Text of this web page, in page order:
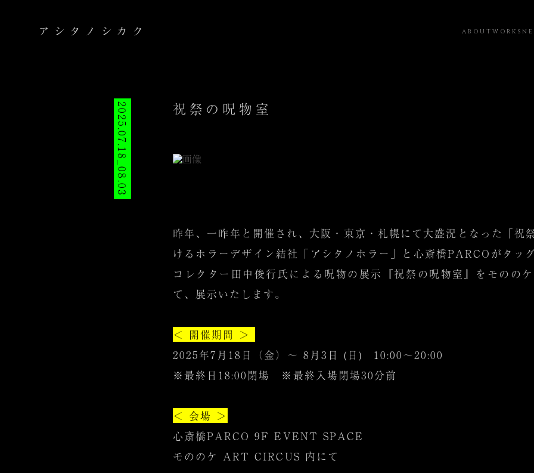
ABOUT WORKS
2025.07.18_08.03 祝祭の呪物室
昨年、一昨年と開催され、大阪・東京・札幌にて大盛況となった「祝
けるホラーデザイン結社「アシタノホラー」と心斎橋PARCOがタッ
コレクター田中俊行氏による呪物の展示『祝祭の呪物室』をモのの
て、展示いたします。
＜ 開催期間 ＞
2025年7月18日（金）〜 8月3日 (日) 10:00～20:00
※最終日18:00閉場 ※最終入場閉場30分前
＜ 会場 ＞
心斎橋PARCO 9F EVENT SPACE
モののケ ART CIRCUS 内にて